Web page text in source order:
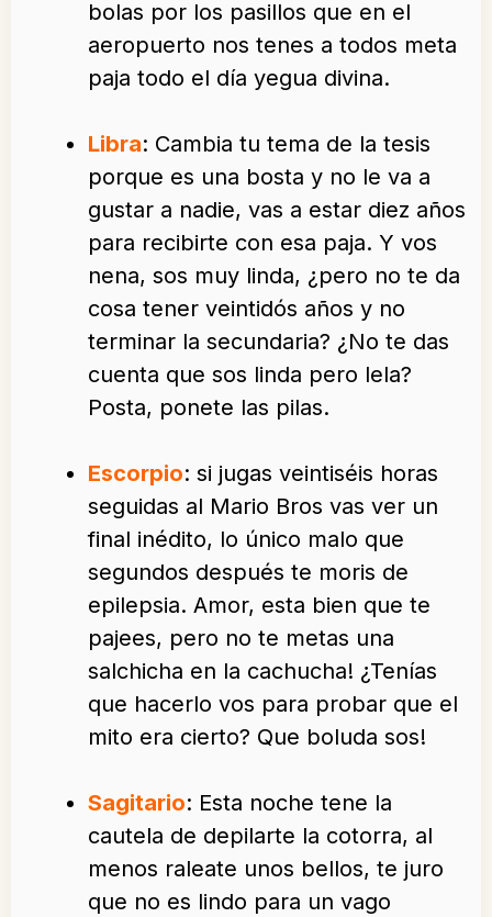
bolas por los pasillos que en el
aeropuerto nos tenes a todos meta
paja todo el día yegua divina.
Libra: Cambia tu tema de la tesis
porque es una bosta y no le va a
gustar a nadie, vas a estar diez años
para recibirte con esa paja. Y vos
nena, sos muy linda, ¿pero no te da
cosa tener veintidós años y no
terminar la secundaria? ¿No te das
cuenta que sos linda pero lela?
Posta, ponete las pilas.
Escorpio: si jugas veintiséis horas
seguidas al Mario Bros vas ver un
final inédito, lo único malo que
segundos después te moris de
epilepsia. Amor, esta bien que te
pajees, pero no te metas una
salchicha en la cachucha! ¿Tenías
que hacerlo vos para probar que el
mito era cierto? Que boluda sos!
Sagitario: Esta noche tene la
cautela de depilarte la cotorra, al
menos raleate unos bellos, te juro
que no es lindo para un vago